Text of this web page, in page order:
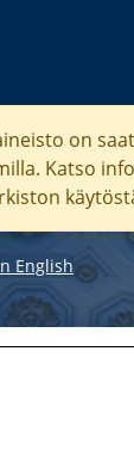
on
Katso
English